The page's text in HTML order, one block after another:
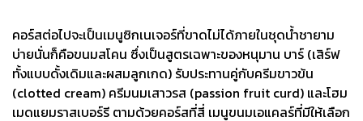
คอร์สต่อไปจะเป็นเมนูซิกเนเจอร์ที่ขาดไม่ได้ภายในชุดน้ำชายาม
บ่ายนั่นก็คือขนมสโคน ซึ่งเป็นสูตรเฉพาะของหนุมาน บาร์ (เสิร์ฟ
ทั้งแบบดั้งเดิมและผสมลูกเกด) รับประทานคู่กับครีมขาวข้น
(clotted cream) ครีมนมเสาวรส (passion fruit curd) และโฮม
เมดแยมราสเบอร์รี ตามด้วยคอร์สที่สี่ เมนูขนมเอแคลร์ที่มีให้เลือก